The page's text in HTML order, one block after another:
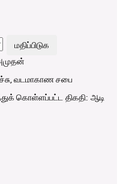
வடமாகாண சபை
கொள்ளப்பட்ட திகதி: ஆடி